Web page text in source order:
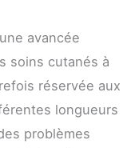
avancée
soins cutanés à
réservée aux
longueurs
problèmes